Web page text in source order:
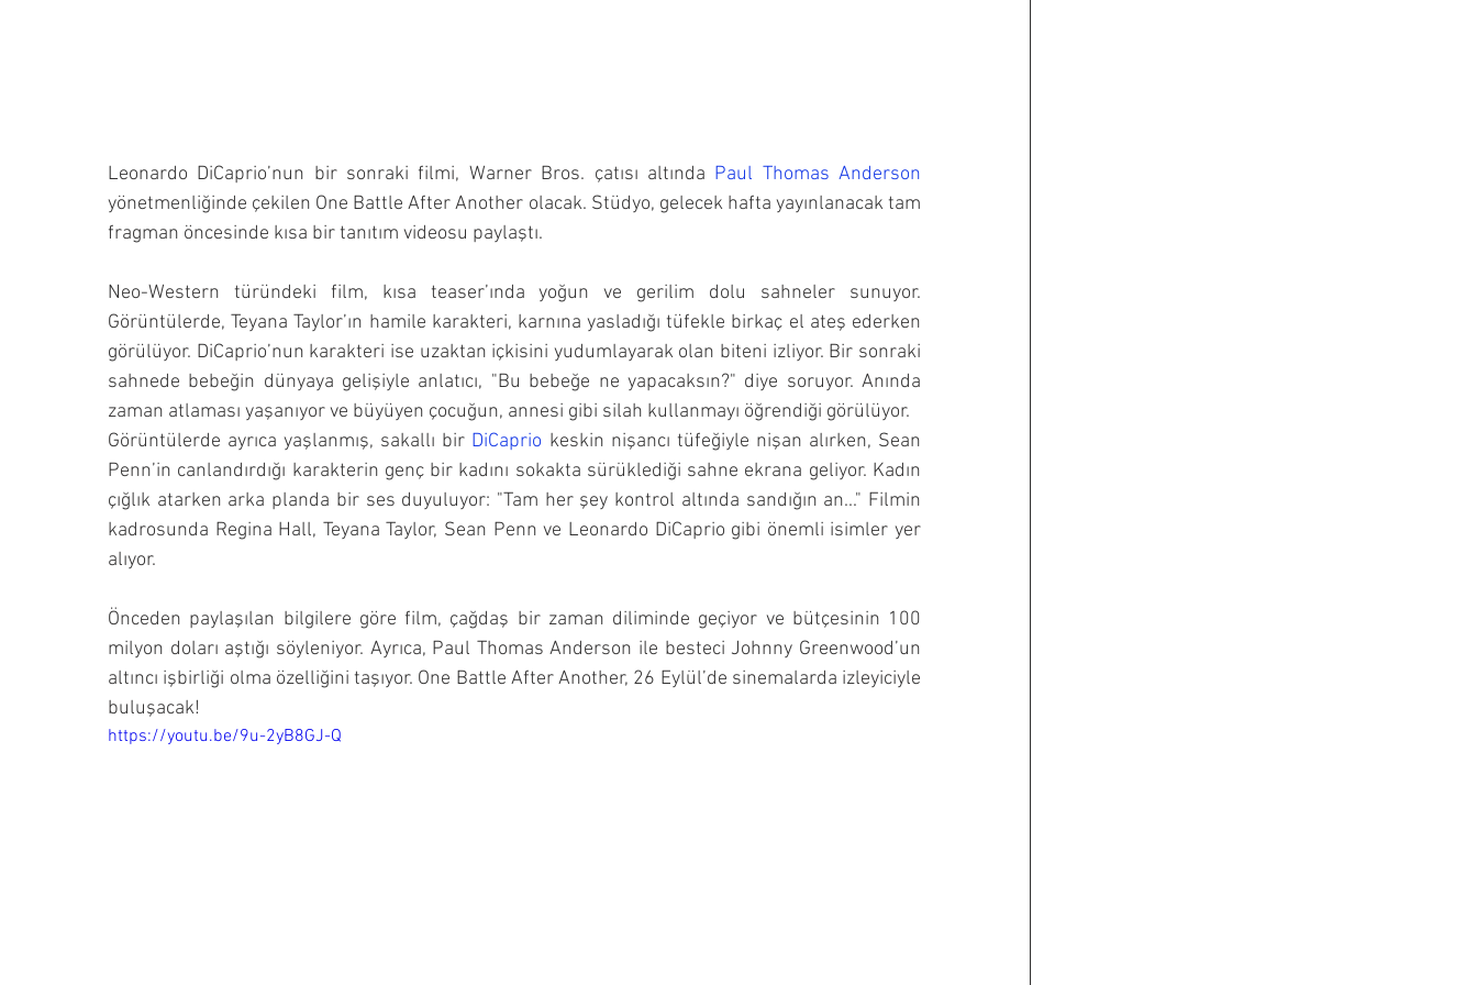
Leonardo DiCaprio’nun bir sonraki filmi, Warner Bros. çatısı altında
yönetmenliğinde çekilen One Battle After Another olacak. Stüdyo, gelecek hafta yayınlanacak tam
fragman öncesinde kısa bir tanıtım videosu paylaştı.
Neo-Western türündeki film, kısa teaser’ında yoğun ve gerilim dolu sahneler sunuyor.
Görüntülerde, Teyana Taylor’ın hamile karakteri, karnına yasladığı tüfekle birkaç el ateş ederken
görülüyor. DiCaprio’nun karakteri ise uzaktan içkisini yudumlayarak olan biteni izliyor. Bir sonraki
sahnede bebeğin dünyaya gelişiyle anlatıcı, "Bu bebeğe ne yapacaksın?" diye soruyor. Anında
zaman atlaması yaşanıyor ve büyüyen çocuğun, annesi gibi silah kullanmayı öğrendiği görülüyor.
Görüntülerde ayrıca yaşlanmış, sakallı bir DiCaprio keskin nişancı tüfeğiyle nişan alırken, Sean
Penn’in canlandırdığı karakterin genç bir kadını sokakta sürüklediği sahne ekrana geliyor. Kadın
çığlık atarken arka planda bir ses duyuluyor: "Tam her şey kontrol altında sandığın an..." Filmin
kadrosunda Regina Hall, Teyana Taylor, Sean Penn ve Leonardo DiCaprio gibi önemli isimler yer
alıyor.
Önceden paylaşılan bilgilere göre film, çağdaş bir zaman diliminde geçiyor ve bütçesinin 100
milyon doları aştığı söyleniyor. Ayrıca, Paul Thomas Anderson ile besteci Johnny Greenwood’un
altıncı işbirliği olma özelliğini taşıyor. One Battle After Another, 26 Eylül’de sinemalarda izleyiciyle
buluşacak!
https://youtu.be/9u-2yB8GJ-Q